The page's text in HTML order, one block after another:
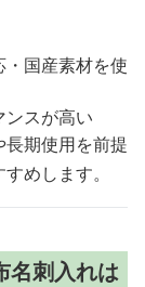
・国産素材を使
スが高い
期使用を前提
めします。
名刺入れは